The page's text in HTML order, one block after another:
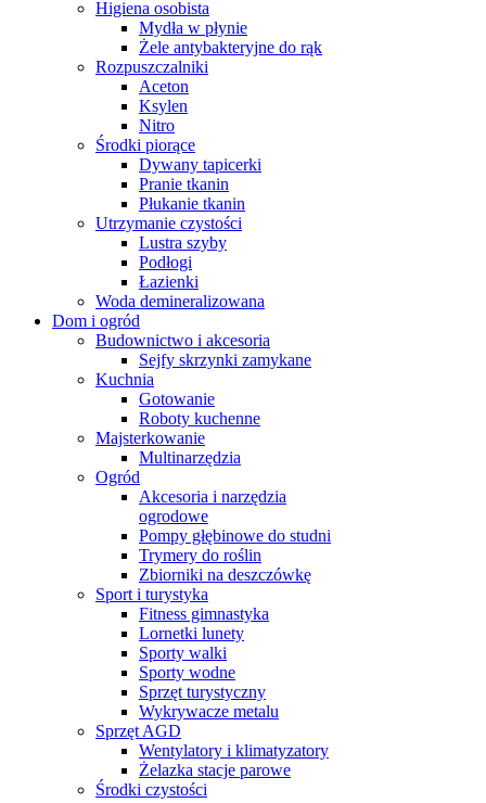
Higiena osobista
Mydła w płynie
Żele antybakteryjne do rąk
Rozpuszczalniki
Aceton
Ksylen
Nitro
Środki piorące
Dywany tapicerki
Pranie tkanin
Płukanie tkanin
Utrzymanie czystości
Lustra szyby
Podłogi
Łazienki
Woda demineralizowana
Dom i ogród
Budownictwo i akcesoria
Sejfy skrzynki zamykane
Kuchnia
Gotowanie
Roboty kuchenne
Majsterkowanie
Multinarzędzia
Ogród
Akcesoria i narzędzia
ogrodowe
Pompy głębinowe do studni
Trymery do roślin
Zbiorniki na deszczówkę
Sport i turystyka
Fitness gimnastyka
Lornetki lunety
Sporty walki
Sporty wodne
Sprzęt turystyczny
Wykrywacze metalu
Sprzęt AGD
Wentylatory i klimatyzatory
Żelazka stacje parowe
Środki czystości